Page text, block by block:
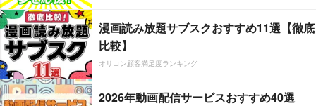
漫画読み放題サブスクおすすめ11選【徹底
比較】
オリコン顧客満足度ランキング
2026年動画配信サービスおすすめ40選